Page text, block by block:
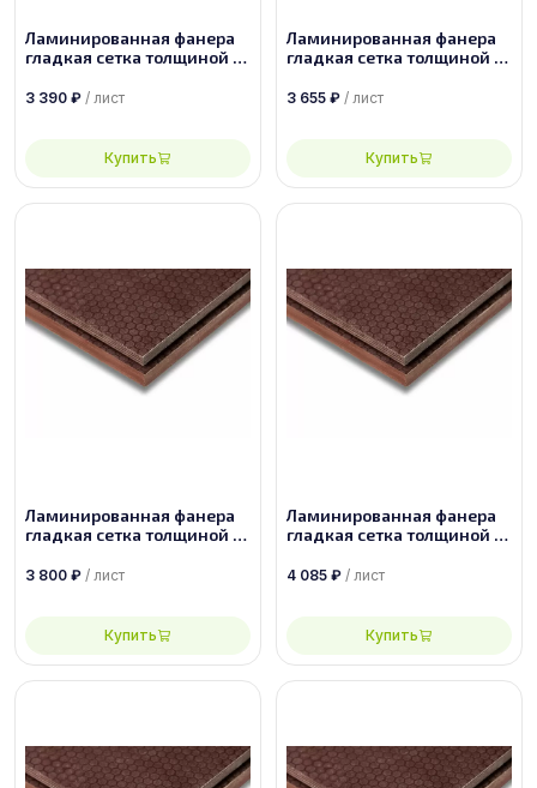
Ламинированная фанера
гладкая сетка толщиной 18
сорт 1/1
3 390 ₽ / лист
Купить
Ламинированная фанера
гладкая сетка толщиной 21
сорт 1/1
3 655 ₽ / лист
Купить
Ламинированная фанера
гладкая сетка толщиной 9
сорт 1/1
3 800 ₽ / лист
Купить
Ламинированная фанера
гладкая сетка толщиной 21
сорт 1/1
4 085 ₽ / лист
Купить